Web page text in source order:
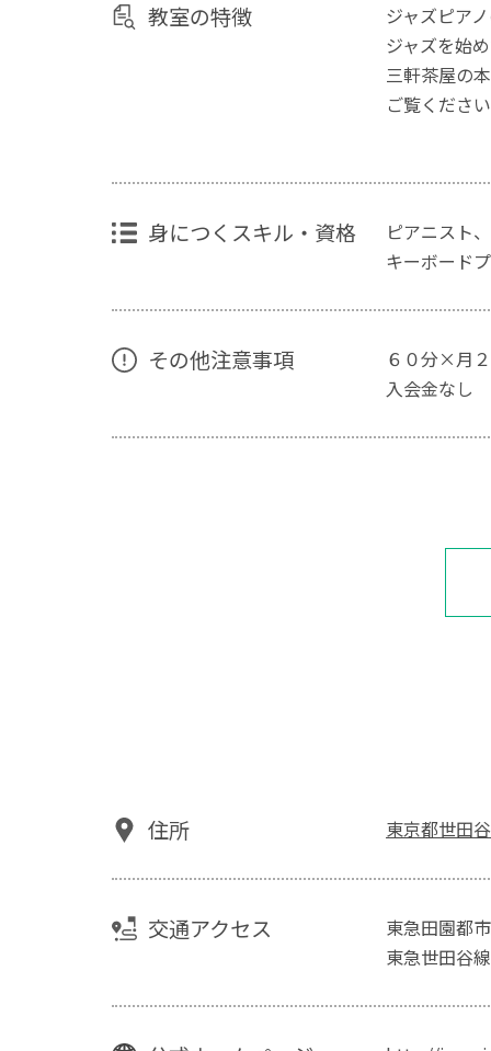
教室の特徴
ジャズピア
ジャズを始
三軒茶屋の
ご覧ください
身につくスキル・資格
ピアニスト、
キーボード
その他注意事項
６０分×月
入会金なし
住所 東京都世田
交通アクセス
東急田園都
東急世田谷